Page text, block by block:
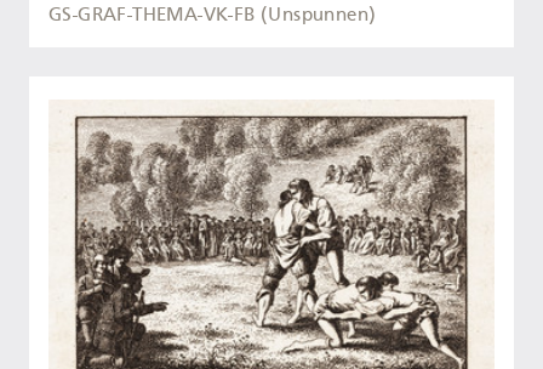
GS-GRAF-THEMA-VK-FB (Unspunnen)